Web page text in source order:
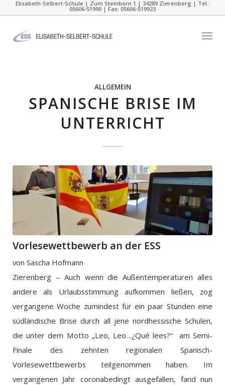
Elisabeth-Selbert-Schule | Zum Steinborn 1 | 34289 Zierenberg | Tel.:
05606-51990 | Fax: 05606-519923
ALLGEMEIN
SPANISCHE BRISE IM
UNTERRICHT
Vorlesewettbewerb an der ESS
von Sascha Hofmann
Zierenberg – Auch wenn die Außentemperaturen alles
andere als Urlaubsstimmung aufkommen ließen, zog
vergangene Woche zumindest für ein paar Stunden eine
südländische Brise durch all jene nordhessische Schulen,
die unter dem Motto „Leo, Leo…¿Qué lees?“ am Semi-
Finale des zehnten regionalen Spanisch-
Vorlesewettbewerbs teilgenommen haben. Im
vergangenen Jahr coronabedingt ausgefallen, fand nun